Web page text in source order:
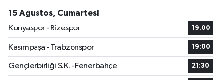
15 Ağustos, Cumartesi
Konyaspor - Rizespor
19:00
Kasımpaşa - Trabzonspor 19:00
Gençlerbirliği S.K. - Fenerbahçe 21:30